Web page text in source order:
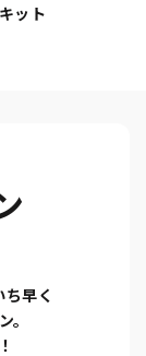
ット
早く
。